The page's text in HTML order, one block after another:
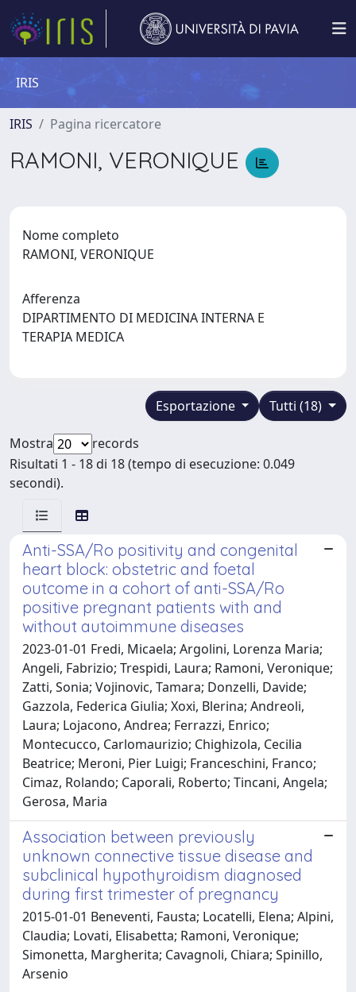
IRIS
IRIS Pagina ricercatore
RAMONI, VERONIQUE
Nome completo
RAMONI, VERONIQUE
Afferenza
DIPARTIMENTO DI MEDICINA INTERNA E
TERAPIA MEDICA
Tutti (18)
Esportazione
Mostra
records
Risultati 1 - 18 di 18 (tempo di esecuzione: 0.049
secondi).
Anti-SSA/Ro positivity and congenital
heart block: obstetric and foetal
outcome in a cohort of anti-SSA/Ro
positive pregnant patients with and
without autoimmune diseases
2023-01-01 Fredi, Micaela; Argolini, Lorenza Maria;
Angeli, Fabrizio; Trespidi, Laura; Ramoni, Veronique;
Zatti, Sonia; Vojinovic, Tamara; Donzelli, Davide;
Gazzola, Federica Giulia; Xoxi, Blerina; Andreoli,
Laura; Lojacono, Andrea; Ferrazzi, Enrico;
Montecucco, Carlomaurizio; Chighizola, Cecilia
Beatrice; Meroni, Pier Luigi; Franceschini, Franco;
Cimaz, Rolando; Caporali, Roberto; Tincani, Angela;
Gerosa, Maria
Association between previously
unknown connective tissue disease and
subclinical hypothyroidism diagnosed
during first trimester of pregnancy
2015-01-01 Beneventi, Fausta; Locatelli, Elena; Alpini,
Claudia; Lovati, Elisabetta; Ramoni, Veronique;
Simonetta, Margherita; Cavagnoli, Chiara; Spinillo,
Arsenio